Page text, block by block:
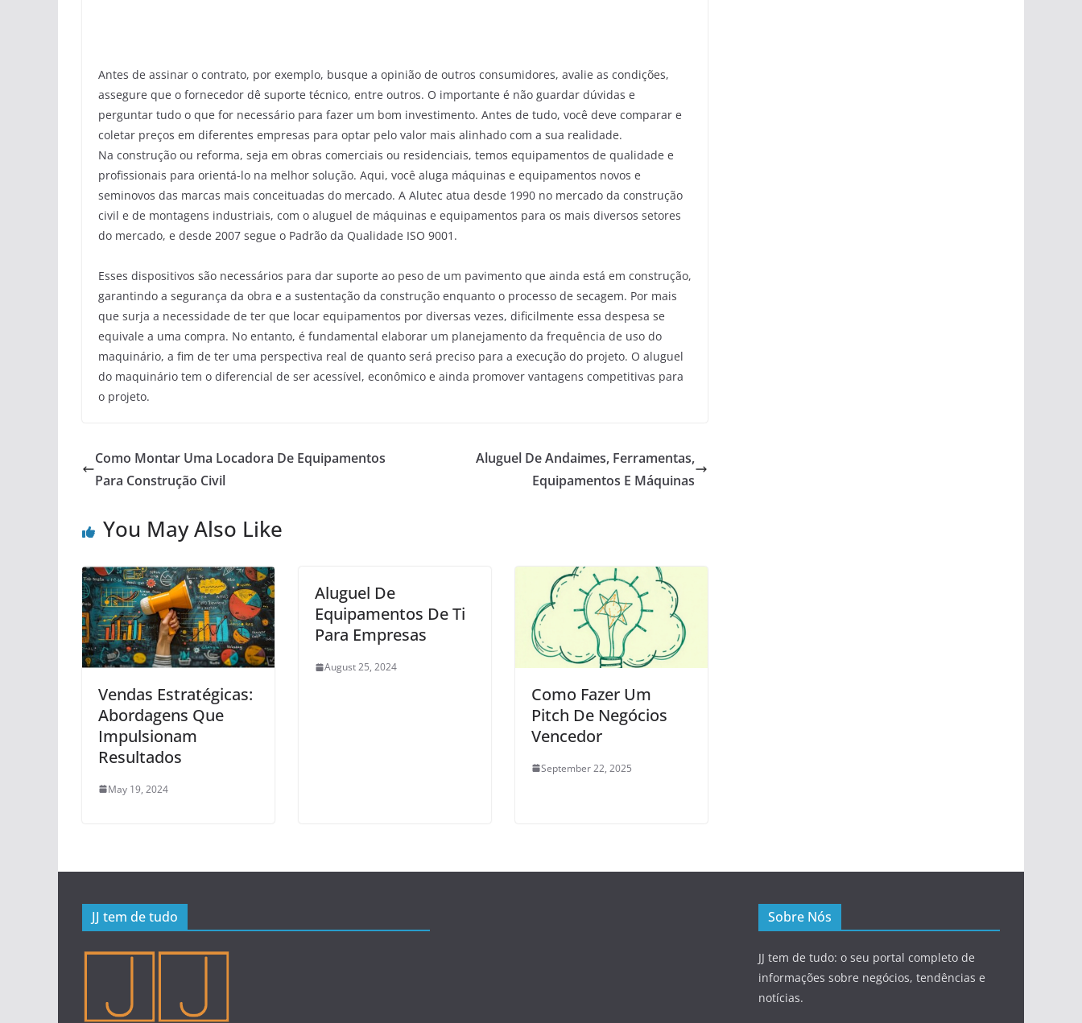
Antes de assinar o contrato, por exemplo, busque a opinião de outros consumidores, avalie as condições,
assegure que o fornecedor dê suporte técnico, entre outros. O importante é não guardar dúvidas e
perguntar tudo o que for necessário para fazer um bom investimento. Antes de tudo, você deve comparar e
coletar preços em diferentes empresas para optar pelo valor mais alinhado com a sua realidade.
Na construção ou reforma, seja em obras comerciais ou residenciais, temos equipamentos de qualidade e
profissionais para orientá-lo na melhor solução. Aqui, você aluga máquinas e equipamentos novos e
seminovos das marcas mais conceituadas do mercado. A Alutec atua desde 1990 no mercado da construção
civil e de montagens industriais, com o aluguel de máquinas e equipamentos para os mais diversos setores
do mercado, e desde 2007 segue o Padrão da Qualidade ISO 9001.
Esses dispositivos são necessários para dar suporte ao peso de um pavimento que ainda está em construção,
garantindo a segurança da obra e a sustentação da construção enquanto o processo de secagem. Por mais
que surja a necessidade de ter que locar equipamentos por diversas vezes, dificilmente essa despesa se
equivale a uma compra. No entanto, é fundamental elaborar um planejamento da frequência de uso do
maquinário, a fim de ter uma perspectiva real de quanto será preciso para a execução do projeto. O aluguel
do maquinário tem o diferencial de ser acessível, econômico e ainda promover vantagens competitivas para
o projeto.
Como Montar Uma Locadora De Equipamentos
Para Construção Civil
Aluguel De Andaimes, Ferramentas,
Equipamentos E Máquinas
You May Also Like
Vendas Estratégicas:
Abordagens Que
Impulsionam
Resultados
May 19, 2024
Aluguel De
Equipamentos De Ti
Para Empresas
August 25, 2024
Como Fazer Um
Pitch De Negócios
Vencedor
September 22, 2025
JJ tem de tudo Sobre Nós
JJ tem de tudo: o seu portal completo de
informações sobre negócios, tendências e
notícias.